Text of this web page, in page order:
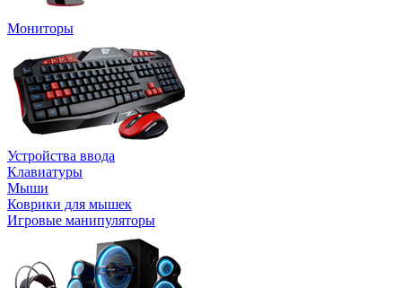
Мониторы
Устройства ввода
Клавиатуры
Мыши
Коврики для мышек
Игровые манипуляторы